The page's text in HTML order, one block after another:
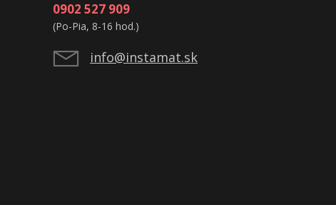
0902 527 909
(Po-Pia, 8-16 hod.)
info@instamat.sk